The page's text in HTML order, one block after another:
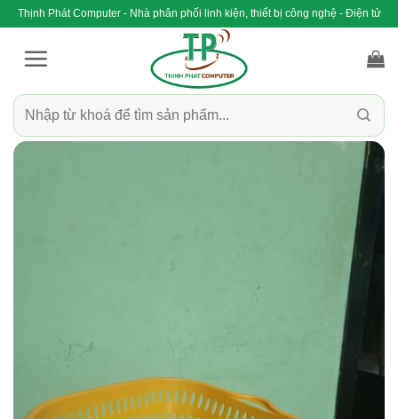
qua
Thịnh Phát Computer - Nhà phân phối linh kiện, thiết bị công nghệ - Điện tử
Tìm
kiếm: